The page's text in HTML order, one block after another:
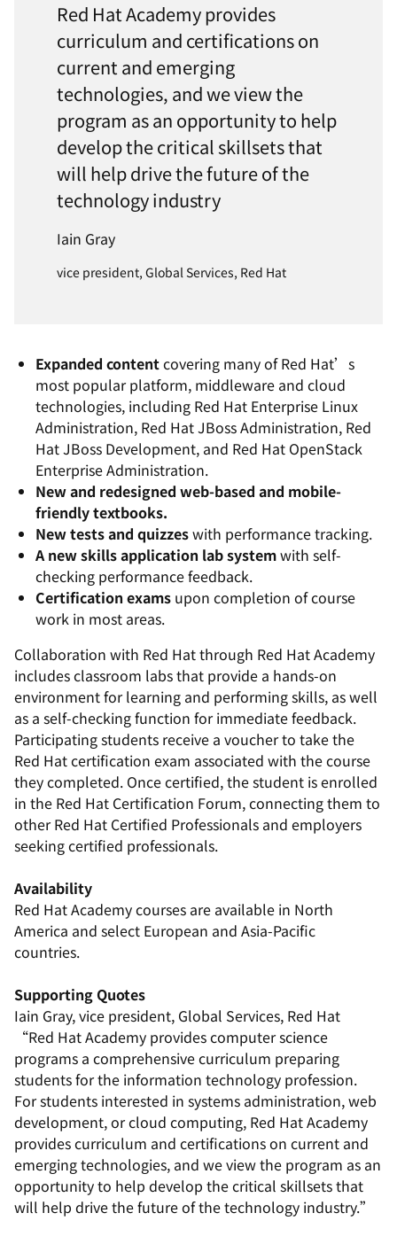
Red Hat Academy provides
curriculum and certifications on
current and emerging
technologies, and we view the
program as an opportunity to help
develop the critical skillsets that
will help drive the future of the
technology industry
Iain Gray
vice president, Global Services, Red Hat
Expanded contentcovering many of Red Hat’s
most popular platform, middleware and cloud
technologies, including Red Hat Enterprise Linux
Administration, Red Hat JBoss Administration, Red
Hat JBoss Development, and Red Hat OpenStack
Enterprise Administration.
New and redesigned web-based and mobile-
friendly textbooks.
New tests and quizzeswith performance tracking.
A new skills application lab systemwith self-
checking performance feedback.
Certification exams upon completion of course
work in most areas.
Collaboration with Red Hat through Red Hat Academy
includes classroom labs that provide a hands-on
environment for learning and performing skills, as well
as a self-checking function for immediate feedback.
Participating students receive a voucher to take the
Red Hat certification exam associated with the course
they completed. Once certified, the student is enrolled
in the Red Hat Certification Forum, connecting them to
other Red Hat Certified Professionals and employers
seeking certified professionals.
Availability
Red Hat Academy courses are available in North
America and select European and Asia-Pacific
countries.
Supporting Quotes
Iain Gray, vice president, Global Services, Red Hat
“Red Hat Academy provides computer science
programs a comprehensive curriculum preparing
students for the information technology profession.
For students interested in systems administration, web
development, or cloud computing, Red Hat Academy
provides curriculum and certifications on current and
emerging technologies, and we view the program as an
opportunity to help develop the critical skillsets that
will help drive the future of the technology industry.”